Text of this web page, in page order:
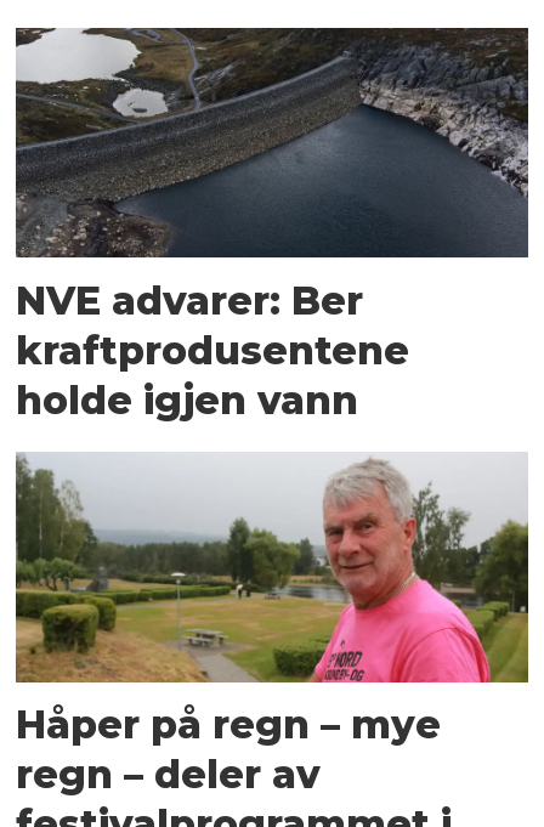
NVE advarer: Ber
kraftprodusentene
holde igjen vann
Håper på regn – mye
regn – deler av